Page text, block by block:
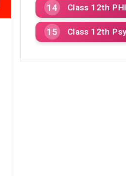
Class 12th
Class 12th